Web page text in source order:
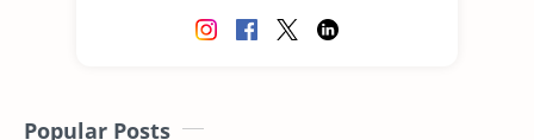
Popular Posts